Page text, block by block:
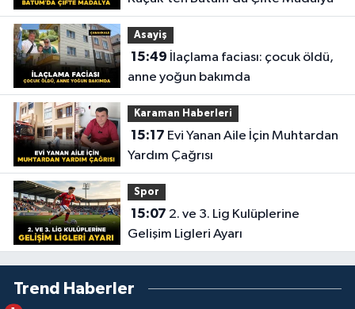
Asayiş
15:49
anne yoğun bakımda
Karaman Haberleri
15:17
Yardım Çağrısı
Spor
15:07
Gelişim Ligleri Ayarı
Trend Haberler